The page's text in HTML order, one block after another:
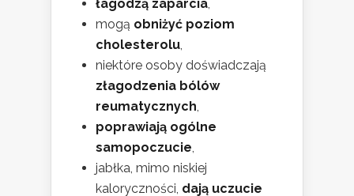
łagodzą zaparcia,
mogą obniżyć poziom
cholesterolu,
niektóre osoby doświadczają
złagodzenia bólów
reumatycznych,
poprawiają ogólne
samopoczucie,
jabłka, mimo niskiej
kaloryczności, dają uczucie